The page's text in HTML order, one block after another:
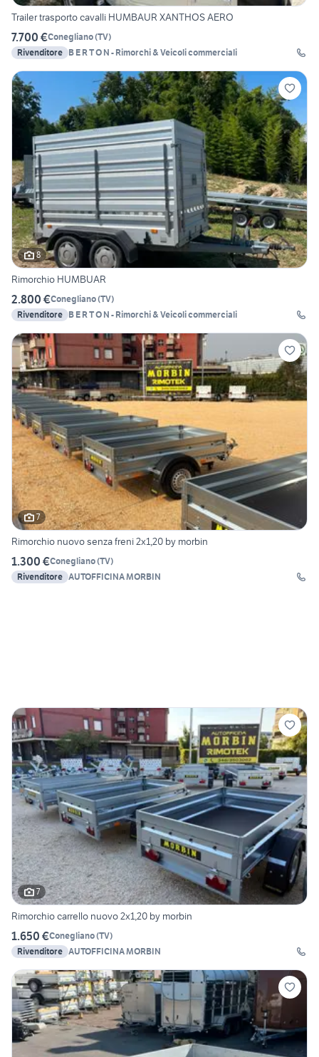
Trailer trasporto cavalli HUMBAUR XANTHOS AERO
7.700 €Conegliano(TV)
Rivenditore B E R T O N - Rimorchi & Veicoli commerciali
8
Rimorchio HUMBUAR
2.800 €Conegliano(TV)
Rivenditore B E R T O N - Rimorchi & Veicoli commerciali
7
Rimorchio nuovo senza freni 2x1,20 by morbin
1.300 €Conegliano(TV)
Rivenditore AUTOFFICINA MORBIN
7
Rimorchio carrello nuovo 2x1,20 by morbin
1.650 €Conegliano(TV)
Rivenditore AUTOFFICINA MORBIN